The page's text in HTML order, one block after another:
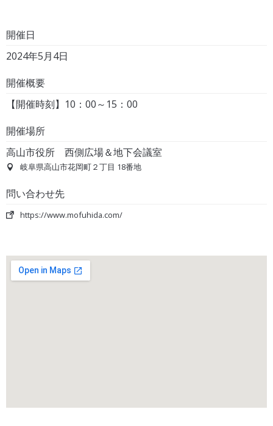
開催日
2024年5月4日
開催概要
【開催時刻】10：00～15：00
開催場所
高山市役所 西側広場＆地下会議室
岐阜県高山市花岡町２丁目 18番地
問い合わせ先
https://www.mofuhida.com/